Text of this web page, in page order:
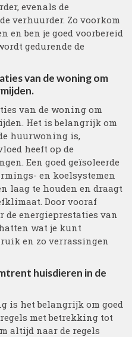
evenals de
verhuurder. Zo voorkom
en ben je goed voorbereid
gedurende de
van de woning om
van de woning om
Het is belangrijk om
huurwoning is,
heeft op de
Een goed geïsoleerde
en koelsystemen
laag te houden en draagt
Door vooraf
energieprestaties van
wat je kunt
en zo verrassingen
huisdieren in de
is het belangrijk om goed
met betrekking tot
altijd naar de regels